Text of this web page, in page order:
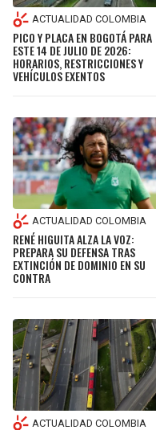
ACTUALIDAD COLOMBIA
PICO Y PLACA EN BOGOTÁ PARA
ESTE 14 DE JULIO DE 2026:
HORARIOS, RESTRICCIONES Y
VEHÍCULOS EXENTOS
ACTUALIDAD COLOMBIA
RENÉ HIGUITA ALZA LA VOZ:
PREPARA SU DEFENSA TRAS
EXTINCIÓN DE DOMINIO EN SU
CONTRA
ACTUALIDAD COLOMBIA